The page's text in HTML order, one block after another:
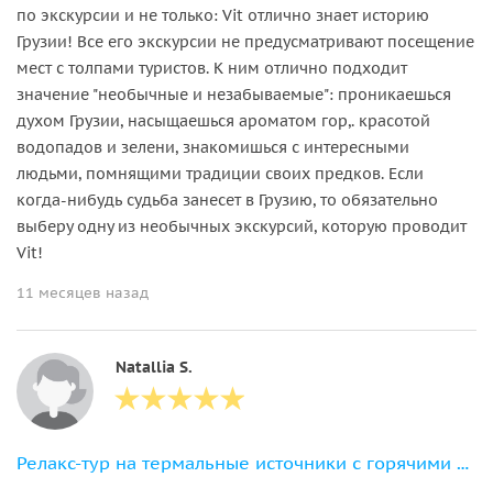
по экскурсии и не только: Vit отлично знает историю
Грузии! Все его экскурсии не предусматривают посещение
мест с толпами туристов. К ним отлично подходит
значение "необычные и незабываемые": проникаешься
духом Грузии, насыщаешься ароматом гор,. красотой
водопадов и зелени, знакомишься с интересными
людьми, помнящими традиции своих предков. Если
когда-нибудь судьба занесет в Грузию, то обязательно
выберу одну из необычных экскурсий, которую проводит
Vit!
11 месяцев назад
Natallia S.
Релакс-тур на термальные источники с горячими ваннами